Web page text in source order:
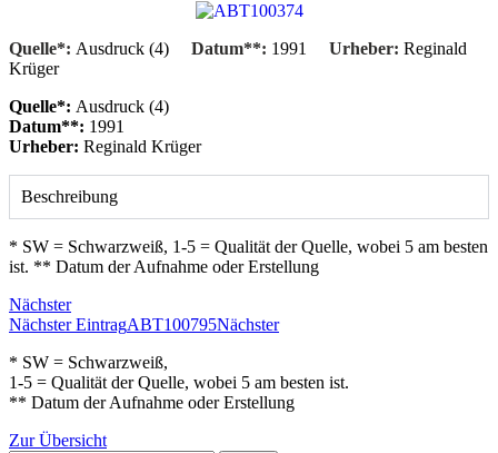
Quelle*: Ausdruck (4) Datum**: 1991 Urheber: Reginald
Krüger
Quelle*: Ausdruck (4)
Datum**: 1991
Urheber: Reginald Krüger
Beschreibung
* SW = Schwarzweiß, 1-5 = Qualität der Quelle, wobei 5 am besten
ist. ** Datum der Aufnahme oder Erstellung
Nächster
Nächster EintragABT100795Nächster
* SW = Schwarzweiß,
1-5 = Qualität der Quelle, wobei 5 am besten ist.
** Datum der Aufnahme oder Erstellung
Zur Übersicht